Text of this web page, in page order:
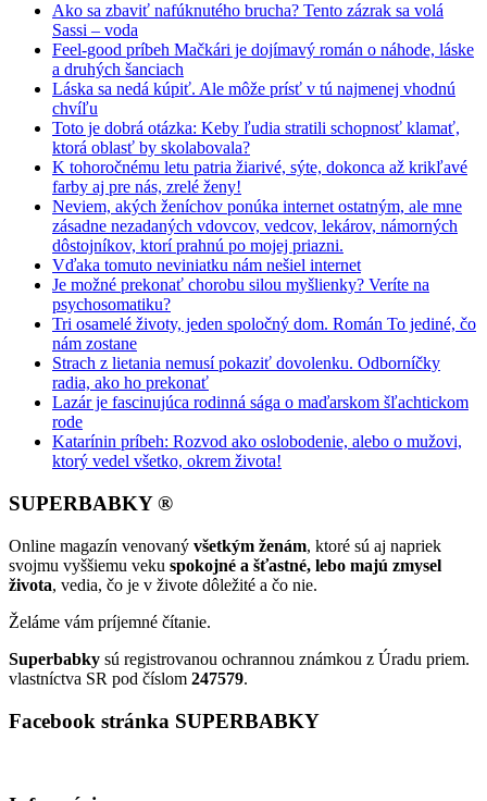
Ako sa zbaviť nafúknutého brucha? Tento zázrak sa volá
Sassi – voda
Feel-good príbeh Mačkári je dojímavý román o náhode, láske
a druhých šanciach
Láska sa nedá kúpiť. Ale môže prísť v tú najmenej vhodnú
chvíľu
Toto je dobrá otázka: Keby ľudia stratili schopnosť klamať,
ktorá oblasť by skolabovala?
K tohoročnému letu patria žiarivé, sýte, dokonca až krikľavé
farby aj pre nás, zrelé ženy!
Neviem, akých ženíchov ponúka internet ostatným, ale mne
zásadne nezadaných vdovcov, vedcov, lekárov, námorných
dôstojníkov, ktorí prahnú po mojej priazni.
Vďaka tomuto neviniatku nám nešiel internet
Je možné prekonať chorobu silou myšlienky? Veríte na
psychosomatiku?
Tri osamelé životy, jeden spoločný dom. Román To jediné, čo
nám zostane
Strach z lietania nemusí pokaziť dovolenku. Odborníčky
radia, ako ho prekonať
Lazár je fascinujúca rodinná sága o maďarskom šľachtickom
rode
Katarínin príbeh: Rozvod ako oslobodenie, alebo o mužovi,
ktorý vedel všetko, okrem života!
SUPERBABKY ®
Online magazín venovaný všetkým ženám, ktoré sú aj napriek
svojmu vyššiemu veku spokojné a šťastné, lebo majú zmysel
života, vedia, čo je v živote dôležité a čo nie.
Želáme vám príjemné čítanie.
Superbabky sú registrovanou ochrannou známkou z Úradu priem.
vlastníctva SR pod číslom 247579.
Facebook stránka SUPERBABKY